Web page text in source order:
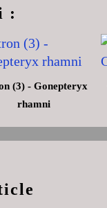
:
(3) - Gonepteryx
rhamni